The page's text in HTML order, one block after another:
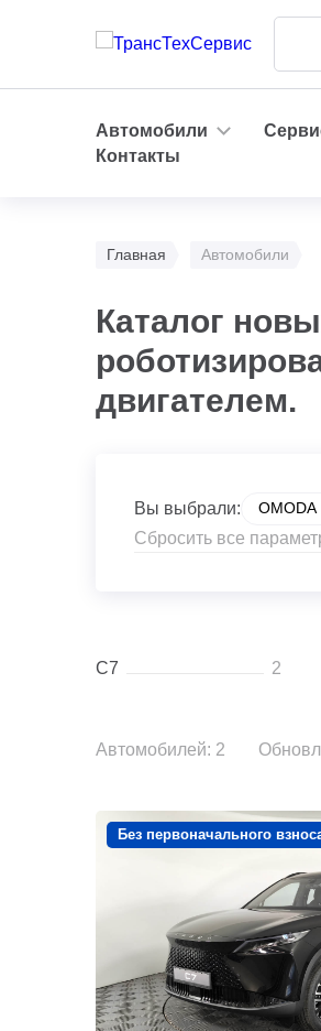
Автомобили
Контакты
Главная Автомобили
Каталог
двигателем.
Вы выбрали: OMODA
Сбросить все
C7 2
Автомобилей: 2
Без первоначального